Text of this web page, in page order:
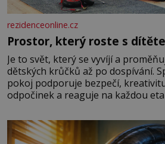
rezidenceonline.cz
Prostor, který roste s
Je to svět, který se vyvíjí a
dětských krůčků až po dospívání.
pokoj podporuje bezpečí,
odpočinek a reaguje na každou
měkkost a bezpečí, proto by
především klidně a útulně.